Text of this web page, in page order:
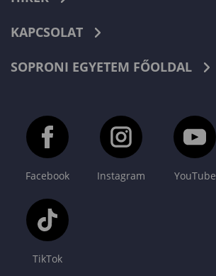
KAPCSOLAT
SOPRONI EGYETEM FŐOLDAL
Facebook Instagram YouTube
TikTok